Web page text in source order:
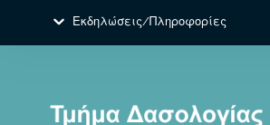
Εκδηλώσεις/Πληροφορίες